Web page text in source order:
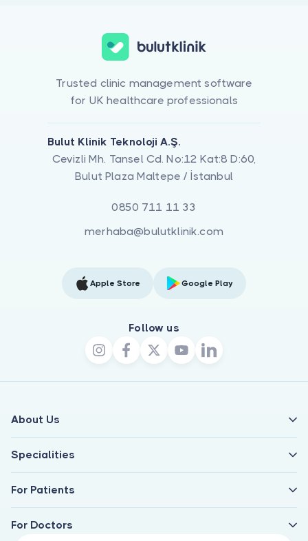
Trusted clinic management software
for UK healthcare professionals
Bulut Klinik Teknoloji A.Ş.
Cevizli Mh. Tansel Cd. No:12 Kat:8 D:60,
Bulut Plaza Maltepe / İstanbul
0850 711 11 33
merhaba@bulutklinik.com
Apple Store Google Play
Follow us
About Us
Specialities
For Patients
For Doctors